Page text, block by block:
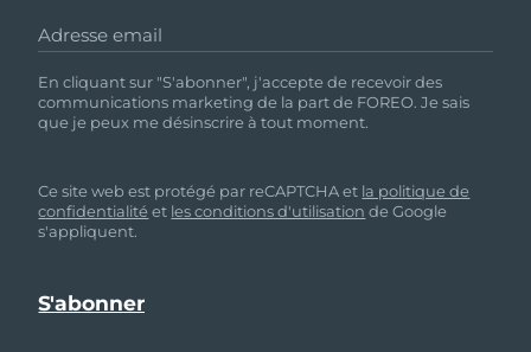
Adresse email
En cliquant sur "S'abonner", j'accepte de recevoir des
communications marketing de la part de FOREO. Je sais
que je peux me désinscrire à tout moment.
Ce site web est protégé par reCAPTCHA et la politique de
confidentialité et les conditions d'utilisation de Google
s'appliquent.